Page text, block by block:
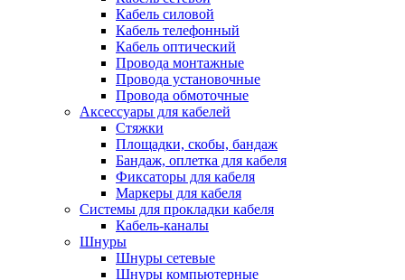
Кабель силовой
Кабель телефонный
Кабель оптический
Провода монтажные
Провода установочные
Провода обмоточные
Аксессуары для кабелей
Стяжки
Площадки, скобы, бандаж
Бандаж, оплетка для кабеля
Фиксаторы для кабеля
Маркеры для кабеля
Системы для прокладки кабеля
Кабель-каналы
Шнуры
Шнуры сетевые
Шнуры компьютерные